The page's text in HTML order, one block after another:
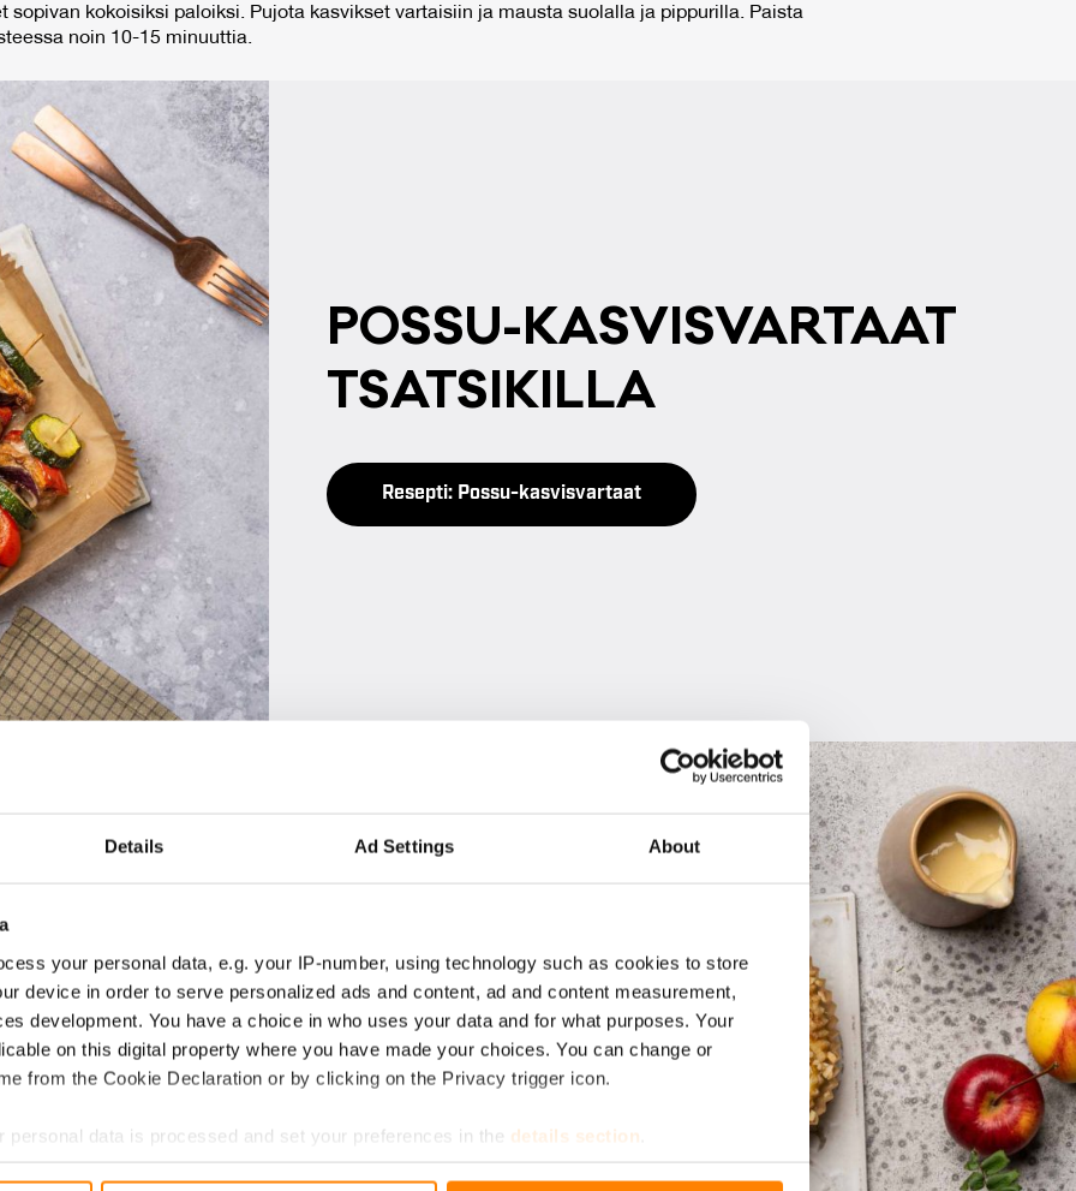
Details Ad Settings About
your personal data, e.g. your IP-number, using technology such as cookies to store
device in order to serve personalized ads and content, ad and content measurement,
development. You have a choice in who uses your data and for what purposes. Your
on this digital property where you have made your choices. You can change or
from the Cookie Declaration or by clicking on the Privacy trigger icon.
personal data is processed and set your preferences in the details section
sopivan kokoisiksi paloiksi. Pujota kasvikset vartaisiin ja mausta suolalla ja pippurilla. Paista
noin 10-15 minuuttia.
POS­SU-KAS­VIS­VAR­TAAT
TSAT­SI­KIL­LA
Resepti: Possu-kasvisvartaat